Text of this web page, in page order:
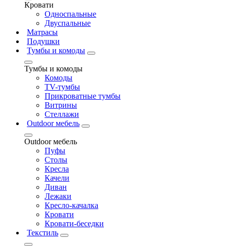
Кровати
Односпальные
Двуспальные
Матрасы
Подушки
Тумбы и комоды
Тумбы и комоды
Комоды
ТV-тумбы
Прикроватные тумбы
Витрины
Стеллажи
Outdoor мебель
Outdoor мебель
Пуфы
Столы
Кресла
Качели
Диван
Лежаки
Кресло-качалка
Кровати
Кровати-беседки
Текстиль